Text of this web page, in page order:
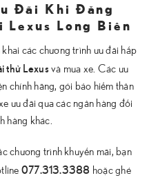
Đãi Khi Đăng
Lexus Long Biên
các chương trình ưu đãi hấp
thử Lexusvà mua xe. Các ưu
chính hãng, gói bảo hiểm thân
ưu đãi qua các ngân hàng đối
hàng khác.
chương trình khuyến mãi, bạn
077.313.3388 hoặc ghé